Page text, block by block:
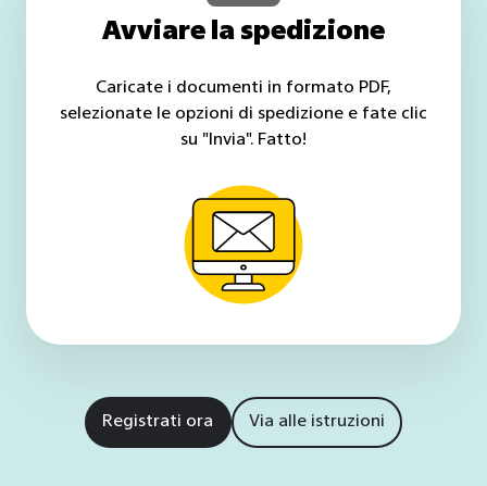
Avviare la spedizione
Caricate i documenti in formato PDF,
selezionate le opzioni di spedizione e fate clic
su "Invia". Fatto!
Registrati ora Via alle istruzioni